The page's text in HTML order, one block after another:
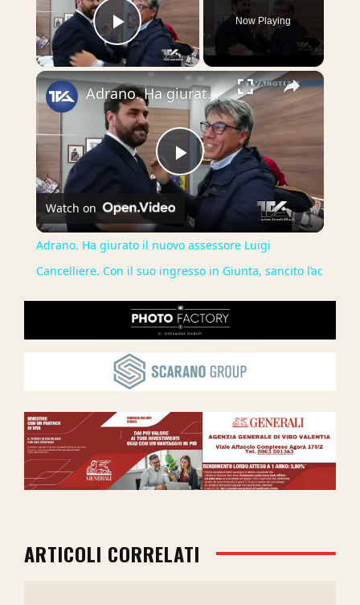
Play Video
Now Playing
×
Play
Video
Adrano. Ha giurato il nuovo assessore Luigi Cancelliere. Con il suo ingresso in Giunta, sancito l’ac
Watch on
Adrano. Ha giurato il nuovo assessore Luigi
Cancelliere. Con il suo ingresso in Giunta, sancito l’ac
ARTICOLI CORRELATI